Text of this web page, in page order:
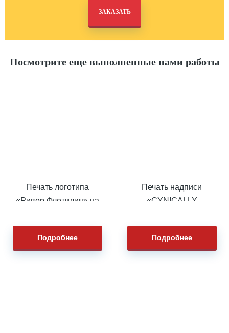
Посмотрите еще выполненные нами работы
Печать логотипа
«Ривер Флотилия» на
Подробнее
Печать надписи
«CYNICALLY
Подробнее